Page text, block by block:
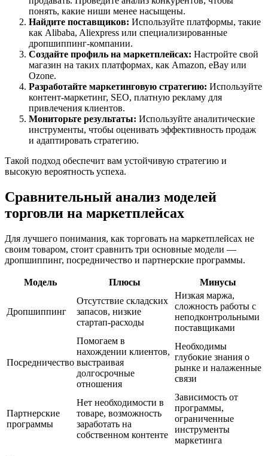
понять, какие ниши менее насыщены.
Найдите поставщиков: Используйте платформы, такие
как Alibaba, Aliexpress или специализированные
дропшиппинг-компании.
Создайте профиль на маркетплейсах: Настройте свой
магазин на таких платформах, как Amazon, eBay или
Ozone.
Разработайте маркетинговую стратегию: Используйте
контент-маркетинг, SEO, платную рекламу для
привлечения клиентов.
Мониторьте результаты: Используйте аналитические
инструменты, чтобы оценивать эффективность продаж
и адаптировать стратегию.
Такой подход обеспечит вам устойчивую стратегию и
высокую вероятность успеха.
Сравнительный анализ моделей
торговли на маркетплейсах
Для лучшего понимания, как торговать на маркетплейсах не
своим товаром, стоит сравнить три основные модели —
дропшиппинг, посредничество и партнерские программы.
Модель Плюсы Минусы
Дропшиппинг
Отсутствие складских
запасов, низкие
стартап-расходы
Низкая маржа,
сложность работы с
неподконтрольными
поставщиками
Посредничество
Помогаем в
нахождении клиентов,
выстраивая
долгосрочные
отношения
Необходимы
глубокие знания о
рынке и налаженные
связи
Партнерские
программы
Нет необходимости в
товаре, возможность
заработать на
собственном контенте
Зависимость от
программы,
ограниченные
инструменты
маркетинга